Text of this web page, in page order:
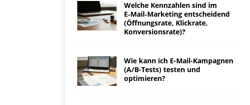
Welche Kennzahlen sind im
E‑Mail‑Marketing entscheidend
(Öffnungsrate, Klickrate,
Konversionsrate)?
Wie kann ich E-Mail-Kampagnen
(A/B-Tests) testen und
optimieren?